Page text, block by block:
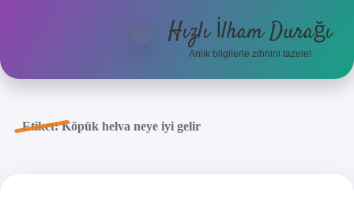
Anasayfa
menüyüHızlı İlham Durağı
Anlık bilgilerle zihnini tazele!
Etiket:Köpük helva neye iyi gelir